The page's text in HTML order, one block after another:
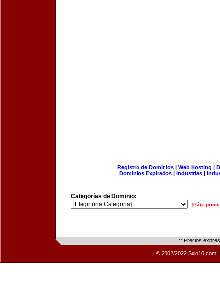
Registro de Dominios| Web Hosting |
Dominios Expirados | Industrias |
Categorías de Dominio:
[Pág.
** Precios
© 2002/2022 Solo10.com